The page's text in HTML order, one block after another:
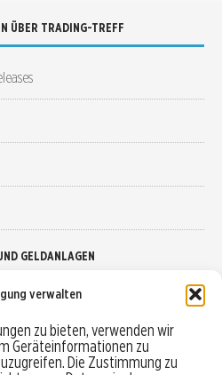
verwalten
zu bieten, verwenden wir
Geräteinformationen zu
Die Zustimmung zu
ÜBER TRADING-TREFF
GELDANLAGEN